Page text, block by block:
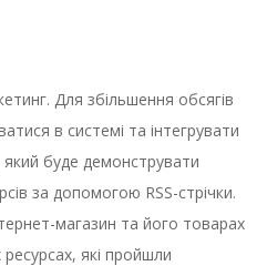
Для збільшення обсягів
в системі та інтегрувати
який буде демонструвати
за допомогою RSS-стрічки.
магазин та його товарах
які пройшли